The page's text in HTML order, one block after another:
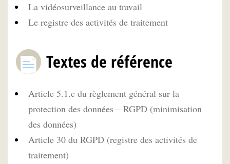
La vidéosurveillance au travail
Le registre des activités de traitement
Textes de référence
Article 5.1.c du règlement général sur la
protection des données – RGPD (minimisation
des données)
Article 30 du RGPD (registre des activités de
traitement)